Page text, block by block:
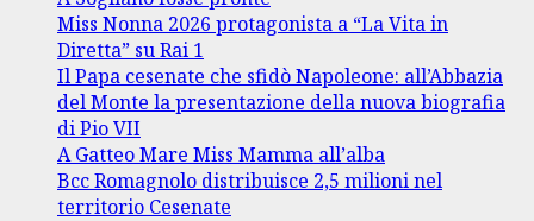
Miss Nonna 2026 protagonista a “La Vita in
Diretta” su Rai 1
Il Papa cesenate che sfidò Napoleone: all’Abbazia
del Monte la presentazione della nuova biografia
di Pio VII
A Gatteo Mare Miss Mamma all’alba
Bcc Romagnolo distribuisce 2,5 milioni nel
territorio Cesenate